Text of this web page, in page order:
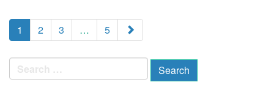
paging-
navigation
1 2 3 … 5
Search
for: